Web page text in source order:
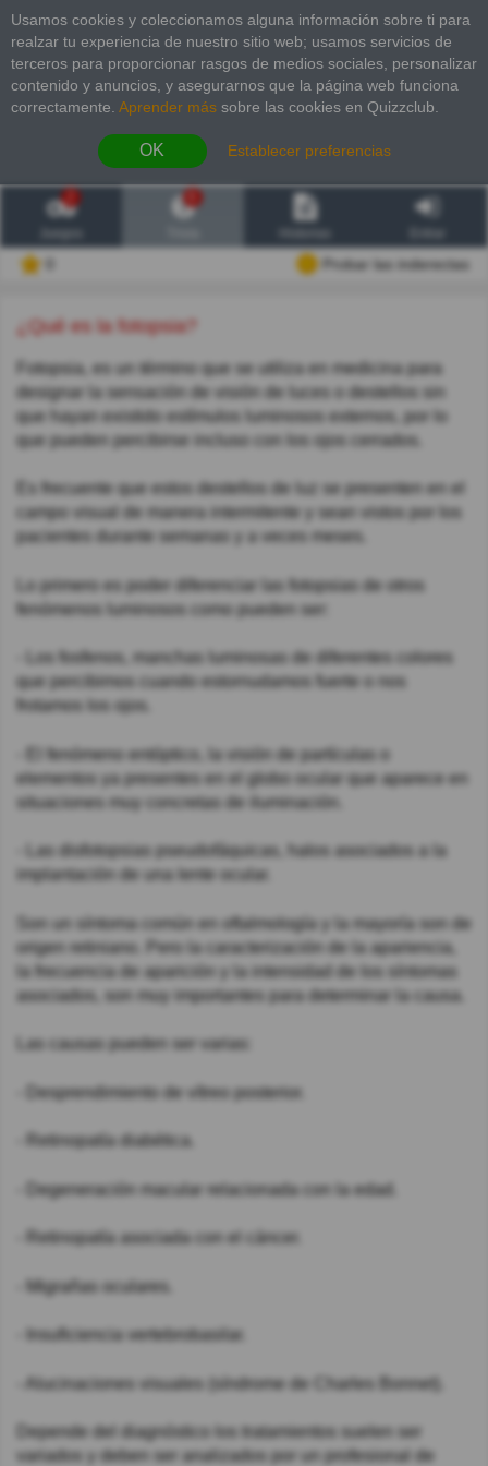
Usamos cookies y coleccionamos alguna información sobre ti para
realzar tu experiencia de nuestro sitio web; usamos servicios de
terceros para proporcionar rasgos de medios sociales, personalizar
contenido y anuncios, y asegurarnos que la página web funciona
correctamente. Aprender más sobre las cookies en Quizzclub.
OK Establecer preferencias
2
Probar las inderectas
¿Qué es la fotopsia?
Fotopsia, es un término que se utiliza en medicina para
designar la sensación de visión de luces o destellos sin
que hayan existido estímulos luminosos externos, por lo
que pueden percibirse incluso con los ojos cerrados.
Es frecuente que estos destellos de luz se presenten en el
campo visual de manera intermitente y sean vistos por los
pacientes durante semanas y a veces meses.
Lo primero es poder diferenciar las fotopsias de otros
fenómenos luminosos como pueden ser:
- Los fosfenos, manchas luminosas de diferentes colores
que percibimos cuando estornudamos fuerte o nos
frotamos los ojos.
- El fenómeno entóptico, la visión de partículas o
elementos ya presentes en el globo ocular que aparece en
situaciones muy concretas de iluminación.
- Las disfotopsias pseudofáquicas, halos asociados a la
implantación de una lente ocular.
Son un síntoma común en oftalmología y la mayoría son de
origen retiniano. Pero la caracterización de la apariencia,
la frecuencia de aparición y la intensidad de los síntomas
asociados, son muy importantes para determinar la causa.
Las causas pueden ser varias:
- Desprendimiento de vítreo posterior.
- Retinopatía diabética.
- Degeneración macular relacionada con la edad.
- Retinopatía asociada con el cáncer.
- Migrañas oculares.
- Insuficiencia vertebrobasilar.
- Alucinaciones visuales (síndrome de Charles Bonnet).
Depende del diagnóstico los tratamientos suelen ser
variados y deben ser analizados por un profesional de